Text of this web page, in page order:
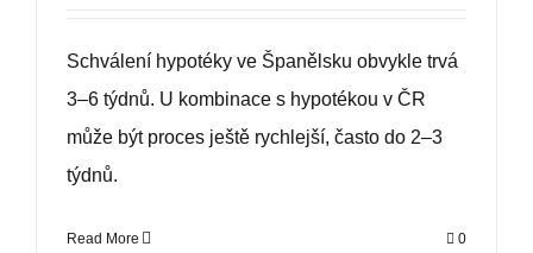
Schválení hypotéky ve Španělsku obvykle trvá
3–6 týdnů. U kombinace s hypotékou v ČR
může být proces ještě rychlejší, často do 2–3
týdnů.
Read More 0